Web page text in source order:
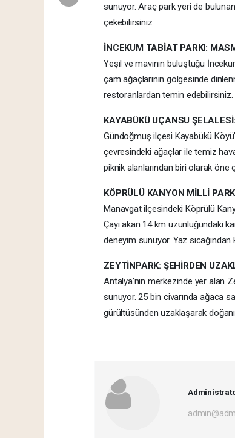
sunuyor. Araç park yeri de
çekebilirsiniz.
İNCEKUM TABİAT PARKI:
Yeşil ve mavinin buluştuğu
çam ağaçlarının gölgesinde
restoranlardan temin edebilirsiniz.
KAYABÜKÜ UÇANSU
Gündoğmuş ilçesi Kayabükü
çevresindeki ağaçlar ile temiz
piknik alanlarından biri olarak öne
KÖPRÜLÜ KANYON MİLLİ
Manavgat ilçesindeki Köprülü
Çayı akan 14 km uzunluğundaki
deneyim sunuyor. Yaz
ZEYTİNPARK: ŞEHİRDEN
Antalya’nın merkezinde yer alan
sunuyor. 25 bin civarında ağaca
gürültüsünden uzaklaşarak